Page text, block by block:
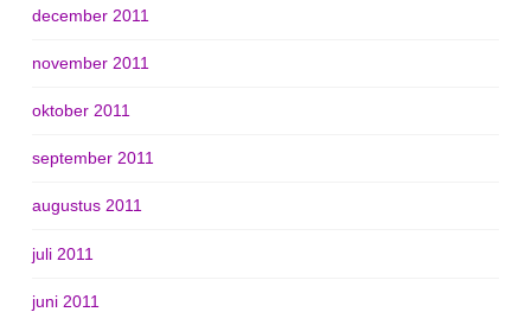
december 2011
november 2011
oktober 2011
september 2011
augustus 2011
juli 2011
juni 2011